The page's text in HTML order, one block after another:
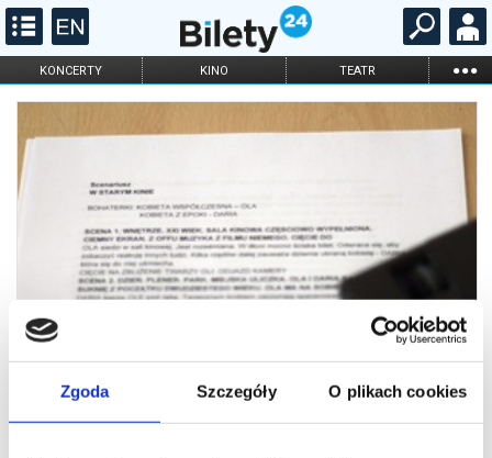
Zgoda Szczegóły O plikach cookies
KONCERTY KINO TEATR ...
FILHARMONIA OPERA I BALET
DLA DZIECI
ONLINE